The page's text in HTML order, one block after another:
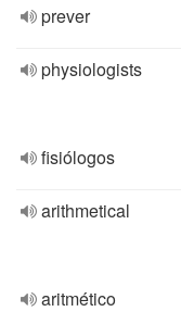
prever
physiologists
fisiólogos
arithmetical
aritmético